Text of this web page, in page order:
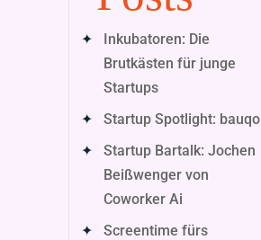
Inkubatoren: Die
Brutkästen für junge
Startups
Startup Spotlight: bauqo
Startup Bartalk: Jochen
Beißwenger von
Coworker Ai
Screentime fürs